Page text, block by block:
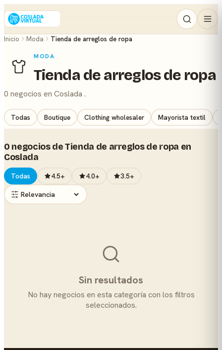
Inicio Moda Tienda de arreglos de ropa
MODA
Tienda de arreglos de ropa
0 negocios en Coslada .
Todas Boutique Clothing wholesaler Mayorista textil
0 negocios de Tienda de arreglos de ropa en
Coslada
Todas 4.5+ 4.0+ 3.5+
Sin resultados
No hay negocios en esta categoría con los filtros
seleccionados.